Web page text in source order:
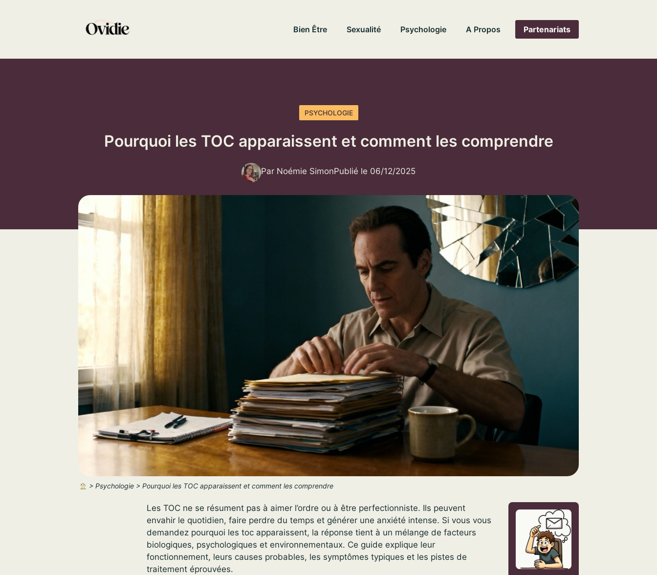
Bien Être Sexualité Psychologie A Propos Partenariats
PSYCHOLOGIE
Pourquoi les TOC apparaissent et comment les comprendre
Par Noémie SimonPublié le 06/12/2025
> Psychologie> Pourquoi les TOC apparaissent et comment les comprendre
Les TOC ne se résument pas à aimer l’ordre ou à être perfectionniste. Ils peuvent
envahir le quotidien, faire perdre du temps et générer une anxiété intense. Si vous vous
demandez pourquoi les toc apparaissent, la réponse tient à un mélange de facteurs
biologiques, psychologiques et environnementaux. Ce guide explique leur
fonctionnement, leurs causes probables, les symptômes typiques et les pistes de
traitement éprouvées.